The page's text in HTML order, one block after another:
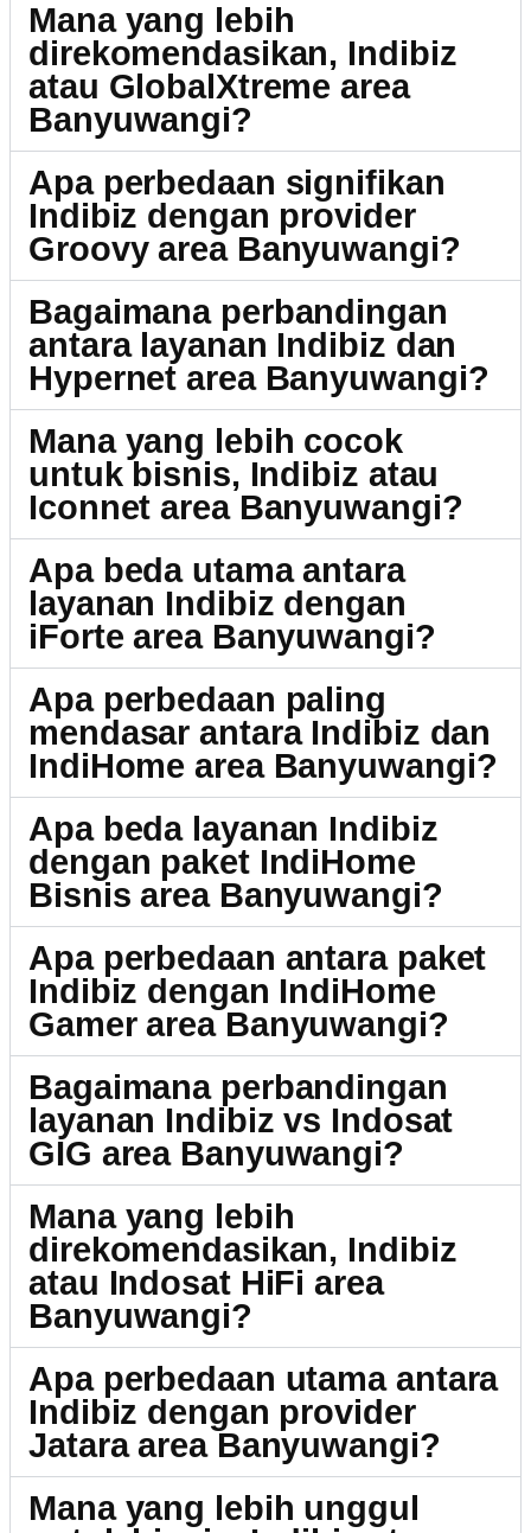
Mana yang lebih
direkomendasikan, Indibiz
atau GlobalXtreme area
Banyuwangi?
Apa perbedaan signifikan
Indibiz dengan provider
Groovy area Banyuwangi?
Bagaimana perbandingan
antara layanan Indibiz dan
Hypernet area Banyuwangi?
Mana yang lebih cocok
untuk bisnis, Indibiz atau
Iconnet area Banyuwangi?
Apa beda utama antara
layanan Indibiz dengan
iForte area Banyuwangi?
Apa perbedaan paling
mendasar antara Indibiz dan
IndiHome area Banyuwangi?
Apa beda layanan Indibiz
dengan paket IndiHome
Bisnis area Banyuwangi?
Apa perbedaan antara paket
Indibiz dengan IndiHome
Gamer area Banyuwangi?
Bagaimana perbandingan
layanan Indibiz vs Indosat
GIG area Banyuwangi?
Mana yang lebih
direkomendasikan, Indibiz
atau Indosat HiFi area
Banyuwangi?
Apa perbedaan utama antara
Indibiz dengan provider
Jatara area Banyuwangi?
Mana yang lebih unggul